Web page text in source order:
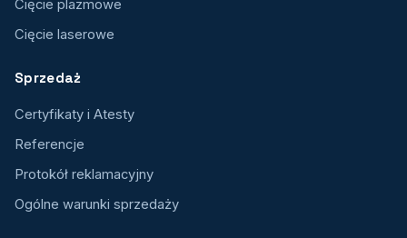
Cięcie plazmowe
Cięcie laserowe
Sprzedaż
Certyfikaty i Atesty
Referencje
Protokół reklamacyjny
Ogólne warunki sprzedaży